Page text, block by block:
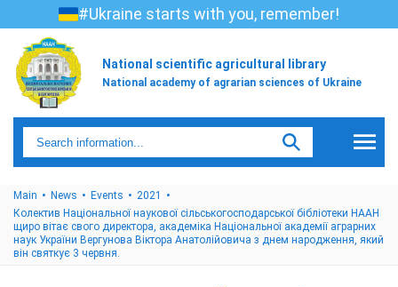
#Ukraine starts with you, remember!
National scientific agricultural library
National academy of agrarian sciences of Ukraine
Main News Events
2021
Колектив Національної наукової сільськогосподарської бібліотеки НААН
щиро вітає свого директора, академіка Національної академії аграрних
наук України Вергунова Віктора Анатолійовича з днем народження, який
він святкує 3 червня.